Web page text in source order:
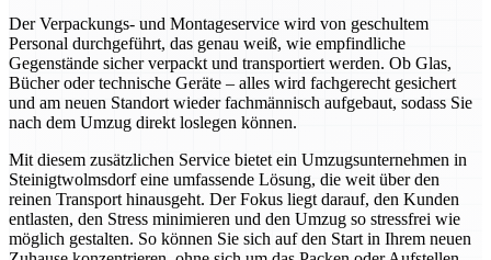
Der Verpackungs- und Montageservice wird von geschultem
Personal durchgeführt, das genau weiß, wie empfindliche
Gegenstände sicher verpackt und transportiert werden. Ob Glas,
Bücher oder technische Geräte – alles wird fachgerecht gesichert
und am neuen Standort wieder fachmännisch aufgebaut, sodass Sie
nach dem Umzug direkt loslegen können.
Mit diesem zusätzlichen Service bietet ein Umzugsunternehmen in
Steinigtwolmsdorf eine umfassende Lösung, die weit über den
reinen Transport hinausgeht. Der Fokus liegt darauf, den Kunden
entlasten, den Stress minimieren und den Umzug so stressfrei wie
möglich gestalten. So können Sie sich auf den Start in Ihrem neuen